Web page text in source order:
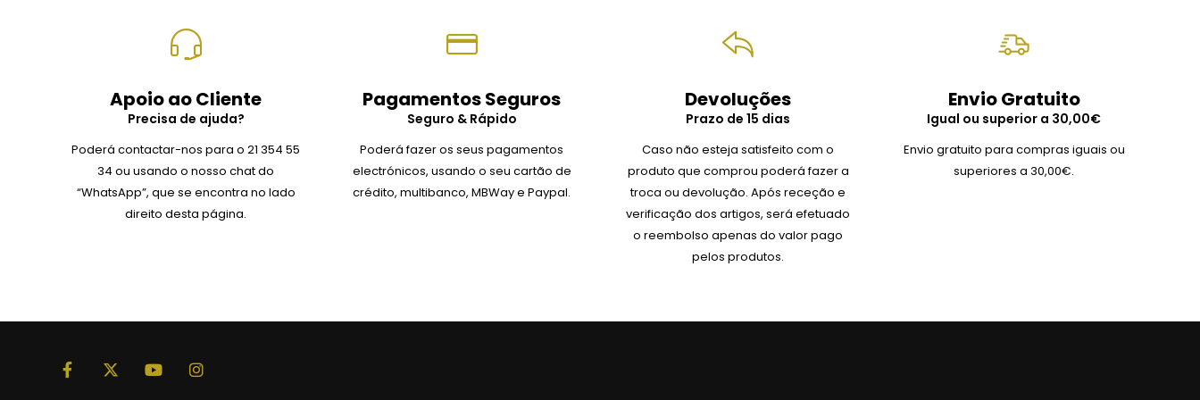
Apoio ao Cliente
Precisa de ajuda?
Poderá contactar-nos para o 21 354 55
34 ou usando o nosso chat do
“WhatsApp”, que se encontra no lado
direito desta página.
Pagamentos Seguros
Seguro & Rápido
Poderá fazer os seus pagamentos
electrónicos, usando o seu cartão de
crédito, multibanco, MBWay e Paypal.
Devoluções
Prazo de 15 dias
Caso não esteja satisfeito com o
produto que comprou poderá fazer a
troca ou devolução.Após receção e
verificação dos artigos, será efetuado
o reembolso apenas do valor pago
pelos produtos.
Envio Gratuito
Igual ou superior a 30,00€
Envio gratuito para compras iguais ou
superiores a 30,00€.